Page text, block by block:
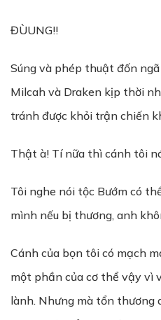
ĐÙUNG!!
Súng và phép thuật đốn
Milcah và Draken kịp thời
tránh được khỏi trận chiến
Thật à! Tí nữa thì cánh tôi
Tôi nghe nói tộc Bướm có
mình nếu bị thương, anh
Cánh của bọn tôi có mạch
một phần của cơ thể vậy vì
lành. Nhưng mà tổn thương